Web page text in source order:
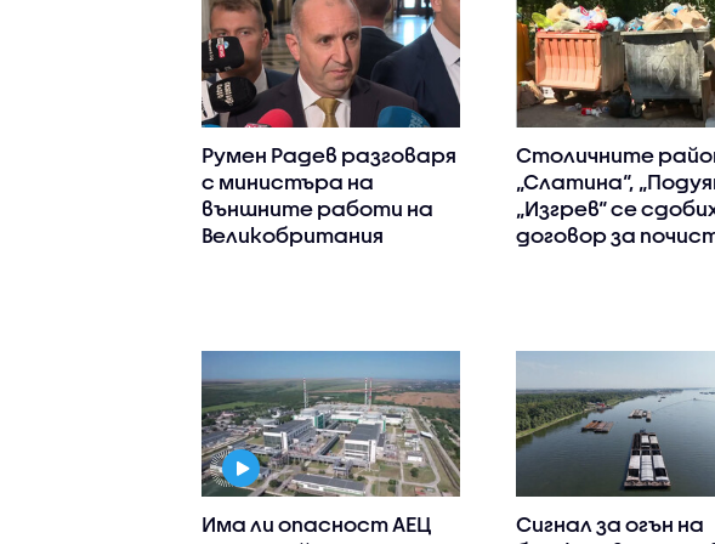
Румен Радев разговаря
с министъра на
външните работи на
Великобритания
Столичните
„Слатина“,
„Изгрев“ се
договор за
Има ли опасност АЕЦ
Сигнал за огън на